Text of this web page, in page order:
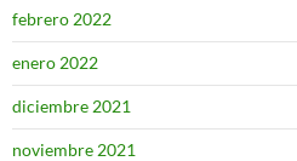
febrero 2022
enero 2022
diciembre 2021
noviembre 2021